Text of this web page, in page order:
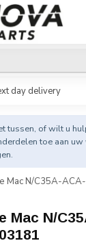
day delivery
tussen, of wilt u
toe aan
Mac N/C35A-
Mac N/